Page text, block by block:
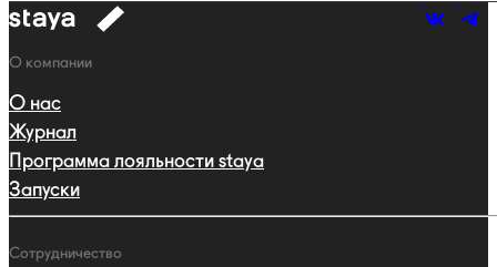
к
Навигация
О компании
О нас
Журнал
Программа лояльности staya
Запуски
Сотрудничество